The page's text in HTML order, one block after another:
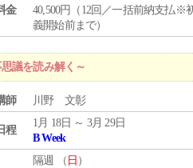
金
40,500円（12回／一括前納支払※
義開始前まで）
議を読み解く～
師 川野 文彰
程
1月 18日 ～ 3月 29日
B Week
隔週 （ 日 ）